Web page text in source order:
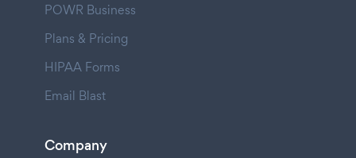
POWR Business
Plans & Pricing
HIPAA Forms
Email Blast
Company